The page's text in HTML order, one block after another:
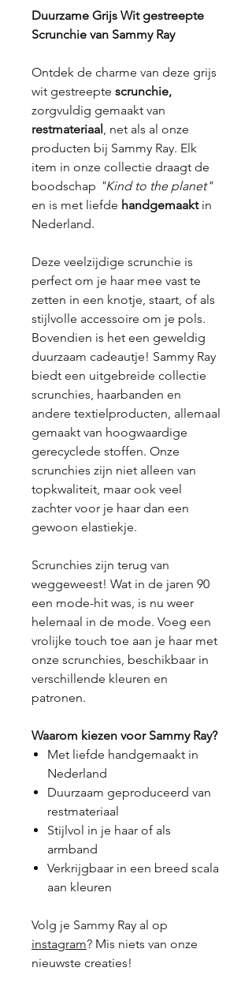
Duurzame Grijs Wit gestreepte
Scrunchie van Sammy Ray
Ontdek de charme van deze grijs
wit gestreepte scrunchie,
zorgvuldig gemaakt van
restmateriaal , net als al onze
producten bij Sammy Ray. Elk
item in onze collectie draagt de
boodschap "Kind to the planet"
en is met liefde handgemaaktin
Nederland.
Deze veelzijdige scrunchie is
perfect om je haar mee vast te
zetten in een knotje, staart, of als
stijlvolle accessoire om je pols.
Bovendien is het een geweldig
duurzaam cadeautje! Sammy Ray
biedt een uitgebreide collectie
scrunchies, haarbanden en
andere textielproducten, allemaal
gemaakt van hoogwaardige
gerecyclede stoffen. Onze
scrunchies zijn niet alleen van
topkwaliteit, maar ook veel
zachter voor je haar dan een
gewoon elastiekje.
Scrunchies zijn terug van
weggeweest! Wat in de jaren 90
een mode-hit was, is nu weer
helemaal in de mode. Voeg een
vrolijke touch toe aan je haar met
onze scrunchies, beschikbaar in
verschillende kleuren en
patronen.
Waarom kiezen voor Sammy Ray?
Met liefde handgemaakt in
Nederland
Duurzaam geproduceerd van
restmateriaal
Stijlvol in je haar of als
armband
Verkrijgbaar in een breed scala
aan kleuren
Volg je Sammy Ray al op
instagram? Mis niets van onze
nieuwste creaties!